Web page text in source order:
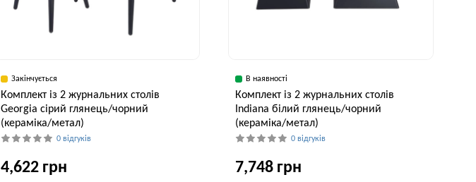
Закінчується
Комплект із 2 журнальних столів
Georgia сірий глянець/чорний
(кераміка/метал)
0 відгуків
4,622 грн
В наявності
Комплект із 2 журнальних столів
Indiana білий глянець/чорний
(кераміка/метал)
0 відгуків
7,748 грн